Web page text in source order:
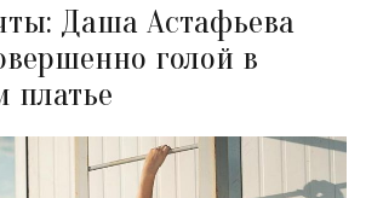
Даша Астафьева
голой в
платье